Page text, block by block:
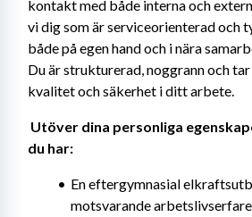
kontakt med både interna och
vi dig som är serviceorienterad och
både på egen hand och i nära
Du är strukturerad, noggrann och
kvalitet och säkerhet i ditt arbete.
Utöver dina personliga
du har:
En eftergymnasial
motsvarande